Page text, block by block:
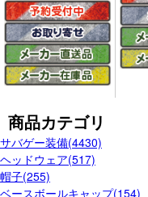
商品カテゴリ
サバゲー装備(4430)
ヘッドウェア(517)
帽子(255)
ベースボールキャップ(154)